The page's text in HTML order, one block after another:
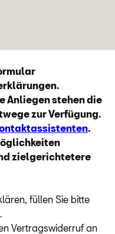
Anliegen stehen die
zur Verfügung.
.
zielgerichtetere
füllen Sie bitte
Vertragswiderruf an